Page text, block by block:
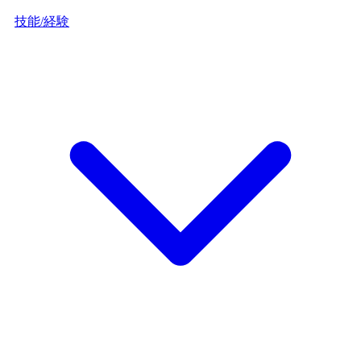
技能/経験